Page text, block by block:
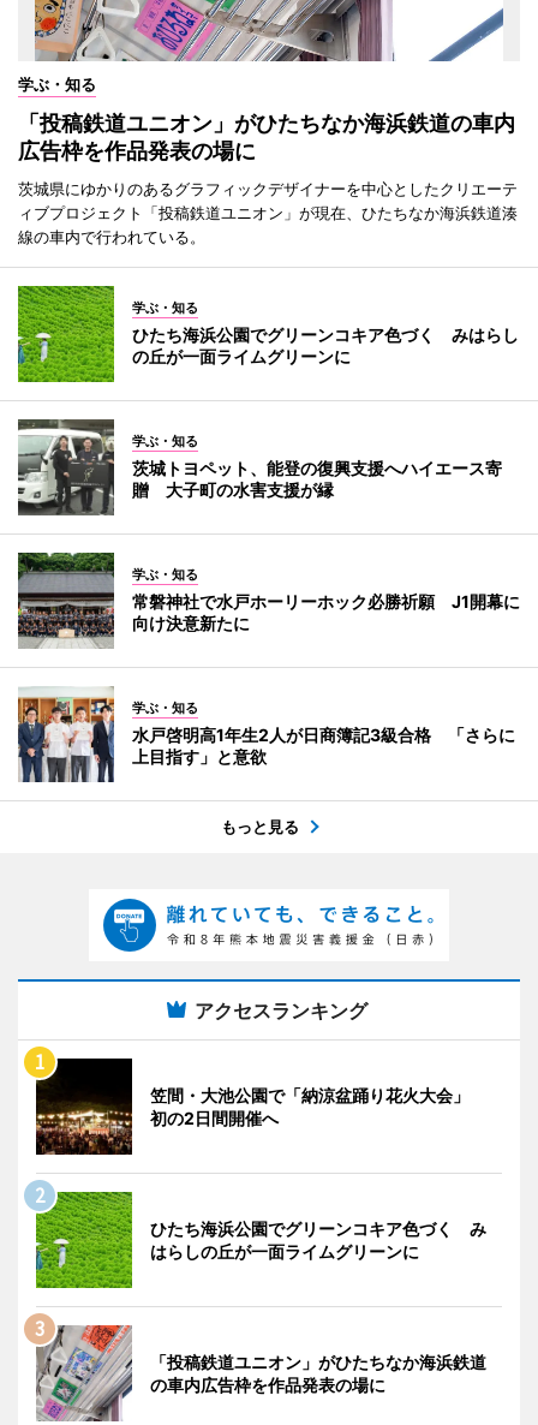
学ぶ・知る
「投稿鉄道ユニオン」がひたちなか海浜鉄道の車内
広告枠を作品発表の場に
茨城県にゆかりのあるグラフィックデザイナーを中心としたクリエーテ
ィブプロジェクト「投稿鉄道ユニオン」が現在、ひたちなか海浜鉄道湊
線の車内で行われている。
学ぶ・知る
ひたち海浜公園でグリーンコキア色づく みはらし
の丘が一面ライムグリーンに
学ぶ・知る
茨城トヨペット、能登の復興支援へハイエース寄
贈 大子町の水害支援が縁
学ぶ・知る
常磐神社で水戸ホーリーホック必勝祈願 J1開幕に
向け決意新たに
学ぶ・知る
水戸啓明高1年生2人が日商簿記3級合格 「さらに
上目指す」と意欲
もっと見る
アクセスランキング
笠間・大池公園で「納涼盆踊り花火大会」
初の2日間開催へ
ひたち海浜公園でグリーンコキア色づく み
はらしの丘が一面ライムグリーンに
「投稿鉄道ユニオン」がひたちなか海浜鉄道
の車内広告枠を作品発表の場に